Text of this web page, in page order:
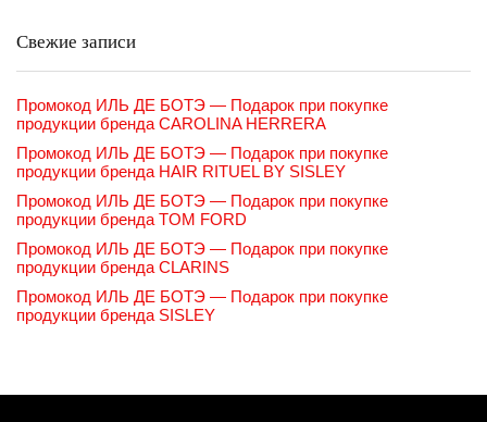
Свежие записи
Промокод ИЛЬ ДЕ БОТЭ — Подарок при покупке
продукции бренда CAROLINA HERRERA
Промокод ИЛЬ ДЕ БОТЭ — Подарок при покупке
продукции бренда HAIR RITUEL BY SISLEY
Промокод ИЛЬ ДЕ БОТЭ — Подарок при покупке
продукции бренда TOM FORD
Промокод ИЛЬ ДЕ БОТЭ — Подарок при покупке
продукции бренда CLARINS
Промокод ИЛЬ ДЕ БОТЭ — Подарок при покупке
продукции бренда SISLEY